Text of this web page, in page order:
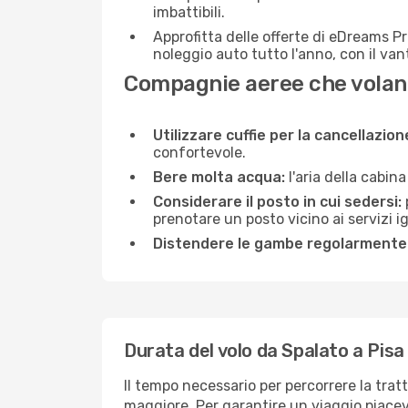
imbattibili.
Approfitta delle offerte di eDreams
noleggio auto tutto l'anno, con il
Compagnie aeree che
Utilizzare cuffie per la
confortevole.
Bere molta acqua: l'aria della
Considerare il posto in cui sedersi:
prenotare un posto vicino ai servizi
Distendere le gambe
Durata del volo da Spalato a Pisa
Il tempo necessario per percorrere la